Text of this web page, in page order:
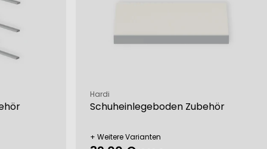
Schuheinlegeboden Zubehör
Verkäufer:
Hardi
+ Weitere Varianten